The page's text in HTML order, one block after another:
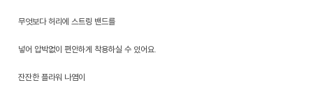
무엇보다 허리에 스트링 밴드를
넣어 압박없이 편안하게 착용하실 수 있어요.
잔잔한 플라워 나염이